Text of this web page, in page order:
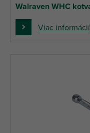
Walraven WHC
Viac informácií